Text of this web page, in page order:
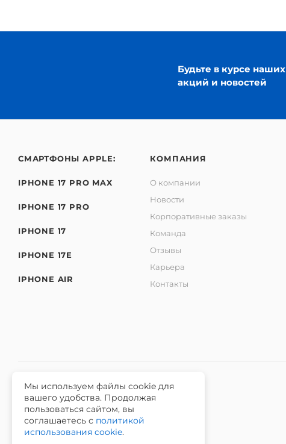
Будьте в курсе наших
акций и новостей
СМАРТФОНЫ APPLE:
IPHONE 17 PRO MAX
IPHONE 17 PRO
IPHONE 17
IPHONE 17E
IPHONE AIR
КОМПАНИЯ
О компании
Новости
Корпоративные заказы
Команда
Отзывы
Карьера
Контакты
2026 © Интернет-магазин iЧехол.
ИНН 631911014100 ОГРНИП 315631300089311
Мы используем файлы cookie для
вашего удобства. Продолжая
пользоваться сайтом, вы
соглашаетесь с политикой
использования cookie.